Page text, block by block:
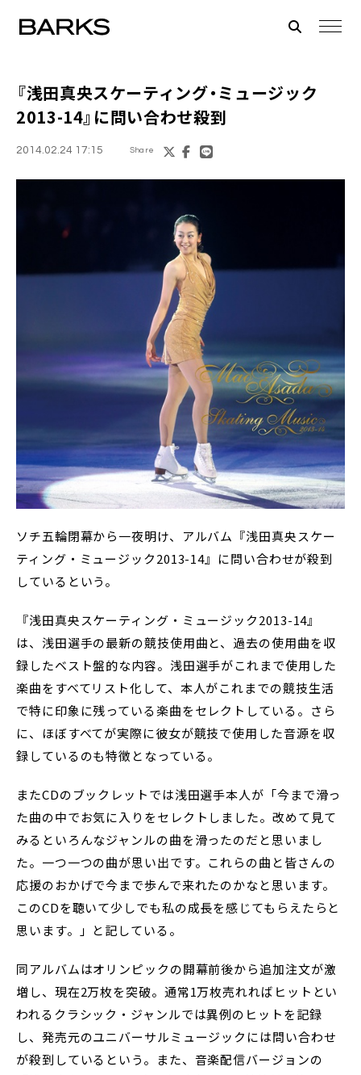
『浅田真央スケーティング・ミュージック
2013-14』 に問い合わせ殺到
2014.02.24 17:15 Share
ソチ五輪閉幕から一夜明け、アルバム『浅田真央スケー
ティング・ミュージック2013-14』に問い合わせが殺到
しているという。
『浅田真央スケーティング・ミュージック2013-14』
は、浅田選手の最新の競技使用曲と、過去の使用曲を収
録したベスト盤的な内容。浅田選手がこれまで使用した
楽曲をすべてリスト化して、本人がこれまでの競技生活
で特に印象に残っている楽曲をセレクトしている。さら
に、ほぼすべてが実際に彼女が競技で使用した音源を収
録しているのも特徴となっている。
またCDのブックレットでは浅田選手本人が「今まで滑っ
た曲の中でお気に入りをセレクトしました。改めて見て
みるといろんなジャンルの曲を滑ったのだと思いまし
た。一つ一つの曲が思い出です。これらの曲と皆さんの
応援のおかげで今まで歩んで来れたのかなと思います。
このCDを聴いて少しでも私の成長を感じてもらえたらと
思います。」と記している。
同アルバムはオリンピックの開幕前後から追加注文が激
増し、現在2万枚を突破。通常1万枚売れればヒットとい
われるクラシック・ジャンルでは異例のヒットを記録
し、発売元のユニバーサルミュージックには問い合わせ
が殺到しているという。また、音楽配信バージョンの